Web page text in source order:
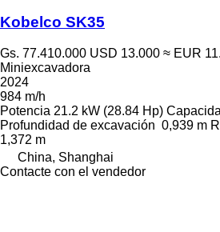
Kobelco SK35
Gs. 77.410.000 USD 13.000 ≈ EUR
Miniexcavadora
2024
984 m/h
Potencia 21.2 kW (28.84 Hp)
Profundidad de excavación 0,939 m
1,372 m
China, Shanghai
Contacte con el vendedor